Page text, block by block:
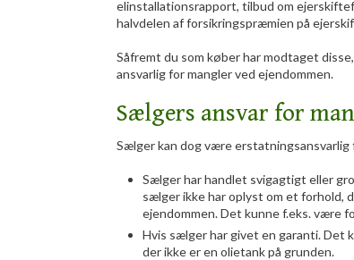
elinstallationsrapport, tilbud om
halvdelen af forsikringspræmien på
Såfremt du som køber har modtaget
ansvarlig for mangler ved ejendommen.
Sælgers ansvar for
Sælger kan dog være
​Sælger har handlet svigagtigt eller
sælger ikke har oplyst om et forhold,
ejendommen. Det kunne f.eks. være
Hvis sælger har givet en garanti. Det
der ikke er en olietank på grunden.